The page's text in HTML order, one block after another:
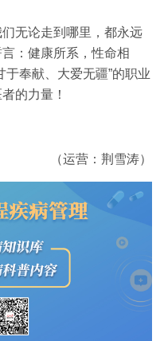
无论走到哪里，都永远
：健康所系，性命相
奉献、大爱无疆”的职业
的力量！
（运营：荆雪涛）